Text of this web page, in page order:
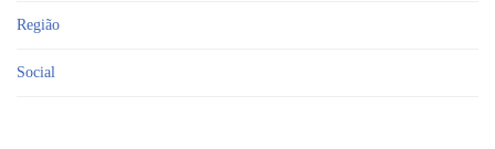
Região
Social